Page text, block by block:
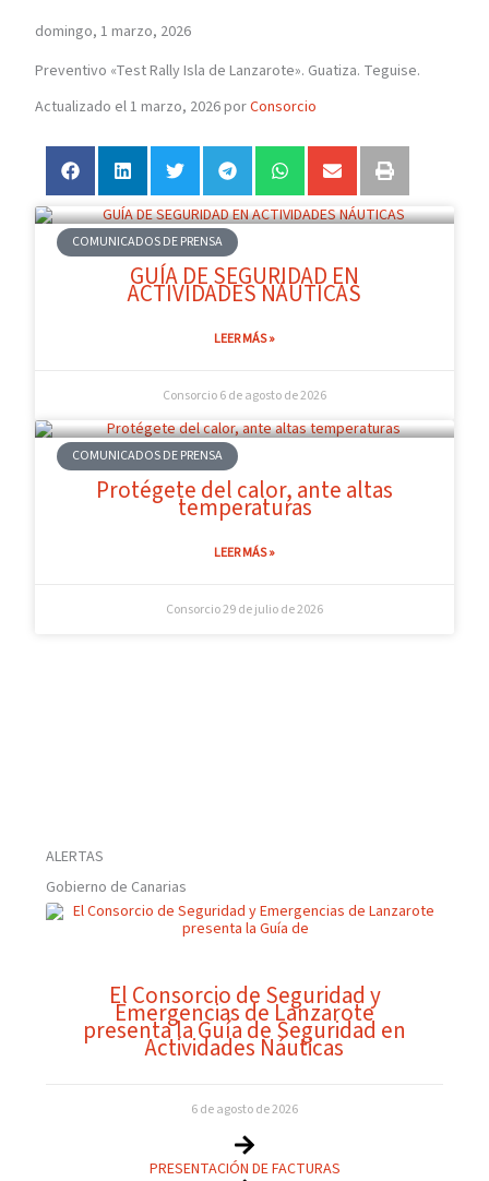
domingo, 1 marzo, 2026
Preventivo «Test Rally Isla de Lanzarote». Guatiza. Teguise.
Actualizado el 1 marzo, 2026 porConsorcio
COMUNICADOS DE PRENSA
GUÍA DE SEGURIDAD EN
ACTIVIDADES NÁUTICAS
LEER MÁS »
Consorcio6 de agosto de 2026
COMUNICADOS DE PRENSA
Protégete del calor, ante altas
temperaturas
LEER MÁS »
Consorcio29 de julio de 2026
ALERTAS
Gobierno de Canarias
El Consorcio de Seguridad y
Emergencias de Lanzarote
presenta la Guía de Seguridad en
Actividades Náuticas
6 de agosto de 2026
PRESENTACIÓN DE FACTURAS